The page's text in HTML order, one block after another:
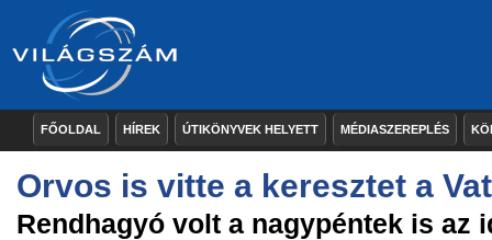
FŐOLDAL HÍREK ÚTIKÖNYVEK HELYETT MÉDIASZEREPLÉS
Orvos is vitte a keresztet a
Rendhagyó volt a nagypéntek is az